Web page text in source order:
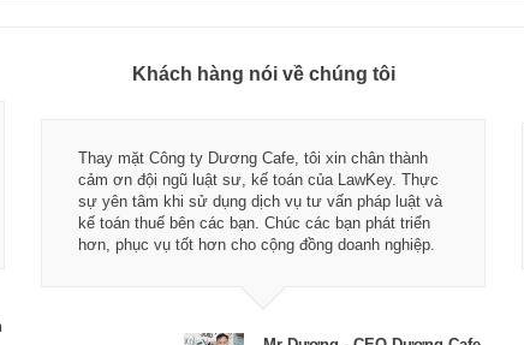
Khách hàng nói về chúng tôi
Thay mặt Công ty Dương Cafe, tôi xin chân thành
cảm ơn đội ngũ luật sư, kế toán của LawKey. Thực
sự yên tâm khi sử dụng dịch vụ tư vấn pháp luật và
kế toán thuế bên các bạn. Chúc các bạn phát triển
hơn, phục vụ tốt hơn cho cộng đồng doanh nghiệp.